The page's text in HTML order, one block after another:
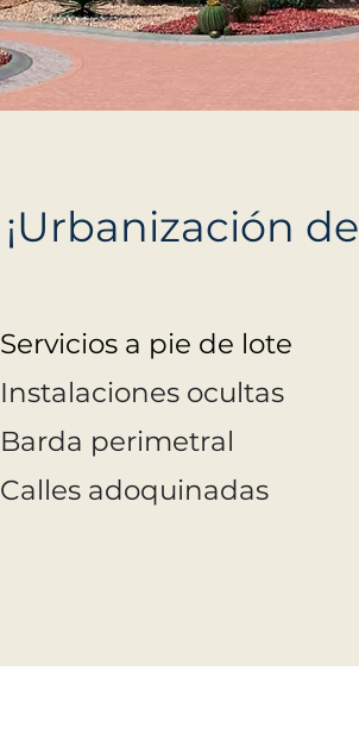
¡Urbanización de
Servicios a pie de lote
Instalaciones ocultas
Barda perimetral
Calles adoquinadas